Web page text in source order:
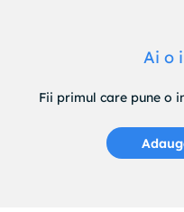
Ai o
Fii primul care pune o